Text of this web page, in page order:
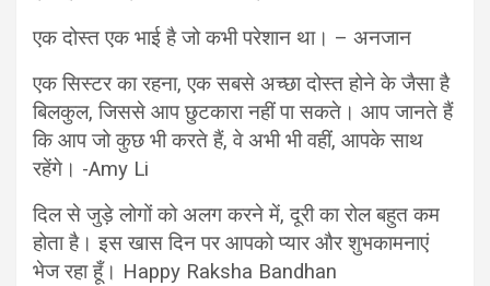
एक दोस्त एक भाई है जो कभी परेशान था। – अनजान
एक सिस्टर का रहना, एक सबसे अच्छा दोस्त होने के जैसा है
बिलकुल, जिससे आप छुटकारा नहीं पा सकते। आप जानते हैं
कि आप जो कुछ भी करते हैं, वे अभी भी वहीं, आपके साथ
रहेंगे। -Amy Li
दिल से जुड़े लोगों को अलग करने में, दूरी का रोल बहुत कम
होता है। इस खास दिन पर आपको प्यार और शुभकामनाएं
भेज रहा हूँ। Happy Raksha Bandhan